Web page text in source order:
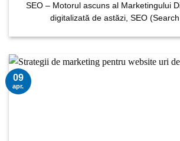
SEO – Motorul ascuns al Marketingului
digitalizată de astăzi, SEO
09
apr.